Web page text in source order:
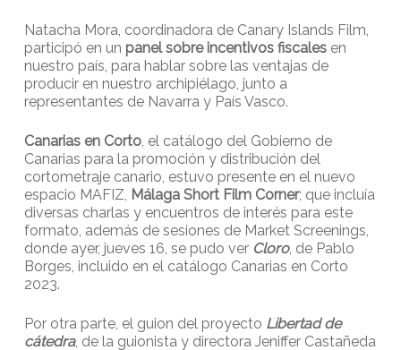
Natacha Mora, coordinadora de Canary Islands Film,
participó en un panel sobre incentivos fiscalesen
nuestro país, para hablar sobre las ventajas de
producir en nuestro archipiélago, junto a
representantes de Navarra y País Vasco.
Canarias en Corto, el catálogo del Gobierno de
Canarias para la promoción y distribución del
cortometraje canario, estuvo presente en el nuevo
espacio MAFIZ, Málaga Short Film Corner; que incluía
diversas charlas y encuentros de interés para este
formato, además de sesiones de Market Screenings,
donde ayer, jueves 16, se pudo ver Cloro, de Pablo
Borges, incluido en el catálogo Canarias en Corto
2023.
Por otra parte, el guion del proyecto Libertad de
cátedra, de la guionista y directora Jeniffer Castañeda